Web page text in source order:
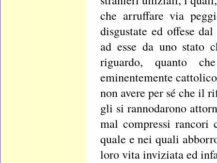
che arruffare via
disgustate ed offese
ad esse da uno stato
riguardo, quanto
eminentemente
non avere per sé che il
gli si rannodarono
mal compressi
quale e nei quali
loro vita inviziata ed